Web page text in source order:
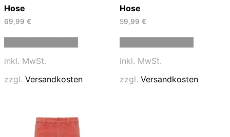
Hose
69,99 €
auf.
können
auf
inkl. MwSt.
zzgl. Versandkosten
Hose
59,99 €
auf.
inkl. MwSt.
zzgl. Versandkosten